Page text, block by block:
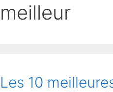
meilleur
Les 10